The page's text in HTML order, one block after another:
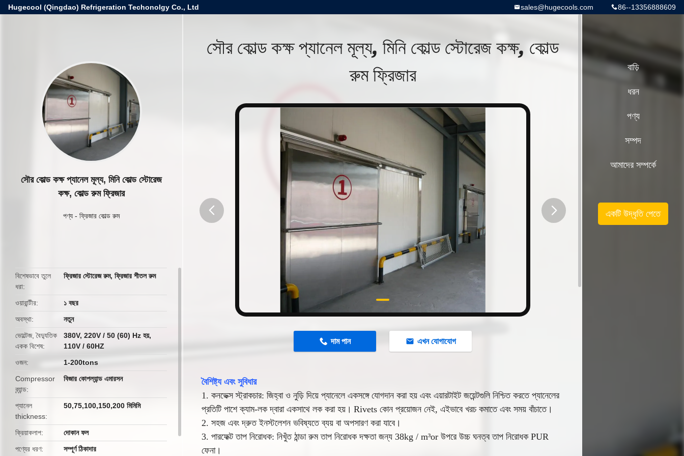
Hugecool (Qingdao) Refrigeration Techonolgy Co., Ltd 86--13356888609
sales@hugecools.com
সৌর কোল্ড কক্ষ প্যানেল মূল্য, মিনি কোল্ড স্টোরেজ
কক্ষ, কোল্ড রুম ফ্রিজার
পণ্য- ফ্রিজার কোল্ড রুম
বিশেষভাবে তুলে
ধরা
ফ্রিজার স্টোরেজ রুম,ফ্রিজার শীতল রুম
ওয়ারান্টীর
১ বছর
অবস্থা
নতুন
ভোল্টেজ, বৈদ্যুতিক
একক বিশেষ
380V, 220V / 50 (60) Hz হয়,
110V / 60HZ
ওজন
1-200tons
Compressor
ব্র্যান্ড
বিজার কোপল্যান্ড এমারসন
প্যানেল
thickness
50,75,100,150,200 মিমিমি
ক্রিয়াকলাপ
দোকান ফল
পণ্যের ধরণ
সম্পূর্ণ ঠিকাদার
সৌর কোল্ড কক্ষ প্যানেল মূল্য, মিনি কোল্ড স্টোরেজ কক্ষ, কোল্ড
রুম ফ্রিজার
দাম পান এখন যোগাযোগ
বৈশিষ্ট্য এবং সুবিধার
1. কনভেক্স স্ট্রাকচার: জিহ্বা ও নুড়ি দিয়ে প্যানেলে একসঙ্গে যোগদান করা হয় এবং এয়ারটাইট জয়েন্টগুলি নিশ্চিত করতে প্যানেলের
প্রতিটি পাশে ক্যাম-লক দ্বারা একসাথে লক করা হয়। Rivets কোন প্রয়োজন নেই, এইভাবে খরচ কমাতে এবং সময় বাঁচাতে।
2. সহজ এবং দ্রুত ইনস্টলেশন ভবিষ্যতে ব্যয় বা অপসারণ করা যাবে।
3. পারফেক্ট তাপ নিরোধক: নিখুঁত ঠান্ডা রুম তাপ নিরোধক দক্ষতা জন্য 38kg / m³or উপরে উচ্চ ঘনত্ব তাপ নিরোধক PUR
ফেনা।
বাড়ি
ধরন
পণ্য
সম্পদ
আমাদের সম্পর্কে
একটি উদ্ধৃতি পেতে